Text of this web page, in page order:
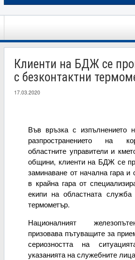
Клиенти на БДЖ се
с безконтактни
17.03.2020
Във връзка с изпълнението
разпространението на
областните управители и
общини, клиенти на БДЖ се
заминаване от начална гара и
в крайна гара от
екипи на областната служба
термометър.
Националният
призовава пътуващите за
сериозността на
указанията на служебните